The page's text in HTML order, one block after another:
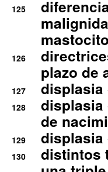
125
126
plazo de
127 displasia
128
displasia
de
129 displasia
130
distintos